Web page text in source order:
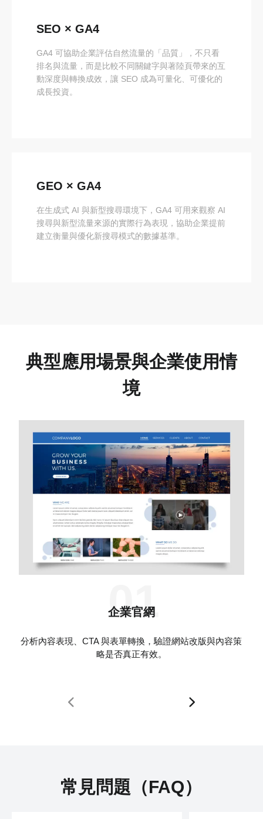
SEO × GA4
GA4 可協助企業評估自然流量的「品質」，不只看
排名與流量，而是比較不同關鍵字與著陸頁帶來的互
動深度與轉換成效，讓 SEO 成為可量化、可優化的
成長投資。
GEO × GA4
在生成式 AI 與新型搜尋環境下，GA4 可用來觀察 AI
搜尋與新型流量來源的實際行為表現，協助企業提前
建立衡量與優化新搜尋模式的數據基準。
典型應用場景與企業使用情
境
企業官網
01
分析內容表現、CTA 與表單轉換，驗證網站改版與內容策
略是否真正有效。
常見問題（FAQ）